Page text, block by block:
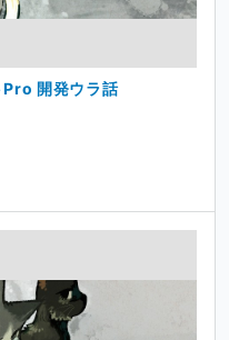
Pro 開発ウラ話